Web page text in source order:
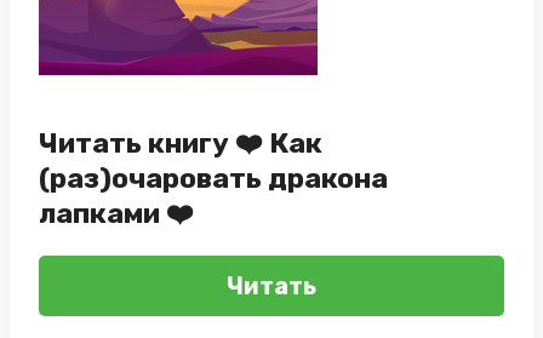
Читать книгу ❤️ Как
(раз)очаровать дракона
лапками ❤️
Читать